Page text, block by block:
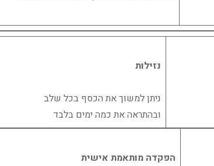
נזילות
ניתן למשוך את הכסף בכל שלב
ובהתראה את כמה ימים בלבד
הפקדה מותאמת אישית